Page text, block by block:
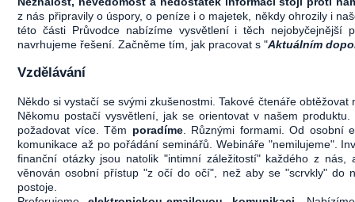
z nás připravily o úspory, o peníze i o majetek, někdy ohrozily i
této části Průvodce nabízíme vysvětlení i těch nejobyčejnější
navrhujeme řešení. Začněme tím, jak pracovat s "Aktuálním
Vzdělávání
Někdo si vystačí se svými zkušenostmi. Takové čtenáře obtěžovat
Někomu postačí vysvětlení, jak se orientovat v našem produktu.
požadovat více. Těm poradíme. Různými formami. Od osobní
komunikace až po pořádání seminářů. Webináře "nemilujeme".
finanční otázky jsou natolik "intimní záležitostí" každého z nás,
věnován osobní přístup "z očí do očí", než aby se "scrvkly" do
postoje.